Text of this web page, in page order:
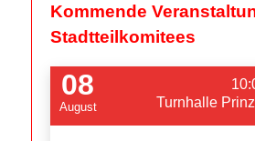
Kommende
Stadtteilkomitees
08
August
Turnhalle